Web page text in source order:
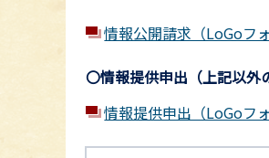
情報公開請求（LoGoフ
〇情報提供申出（上記以外
情報提供申出（LoGoフ